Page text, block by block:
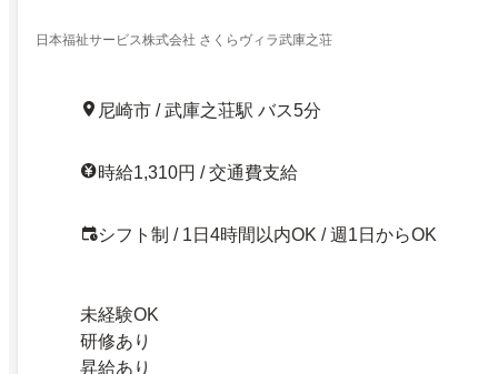
み／未経験・ブランク歓迎／サービス付き高齢者
日本福祉サービス株式会社 さくらヴィラ武庫之荘
尼崎市 / 武庫之荘駅 バス5分
時給1,310円 / 交通費支給
シフト制 / 1日4時間以内OK / 週1日からOK
未経験OK
研修あり
昇給あり